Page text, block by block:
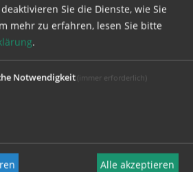
mit Ihrem Benutzernamen
Sie die Dienste, wie Sie
mehr zu erfahren, lesen Sie bitte
.
Notwendigkeit(immer erforderlich)
Alle akzeptieren